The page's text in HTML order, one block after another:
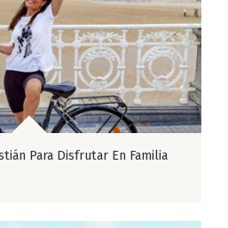
Para Disfrutar En Familia